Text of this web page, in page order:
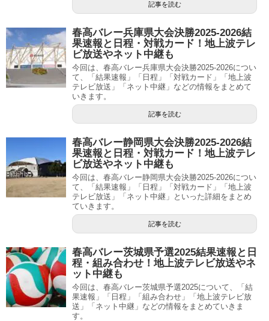
記事を読む
春高バレー兵庫県大会決勝2025-2026結
果速報と日程・対戦カード！地上波テレ
ビ放送やネット中継も
今回は、春高バレー兵庫県大会決勝2025-2026につい
て、「結果速報」「日程」「対戦カード」「地上波
テレビ放送」「ネット中継」などの情報をまとめて
いきます。
記事を読む
春高バレー静岡県大会決勝2025-2026結
果速報と日程・対戦カード！地上波テレ
ビ放送やネット中継も
今回は、春高バレー静岡県大会決勝2025-2026につい
て、「結果速報」「日程」「対戦カード」「地上波
テレビ放送」「ネット中継」といった詳細をまとめ
ていきます。
記事を読む
春高バレー茨城県予選2025結果速報と日
程・組み合わせ！地上波テレビ放送やネ
ット中継も
今回は、春高バレー茨城県予選2025について、「結
果速報」「日程」「組み合わせ」「地上波テレビ放
送」「ネット中継」などの情報をまとめていきま
す。